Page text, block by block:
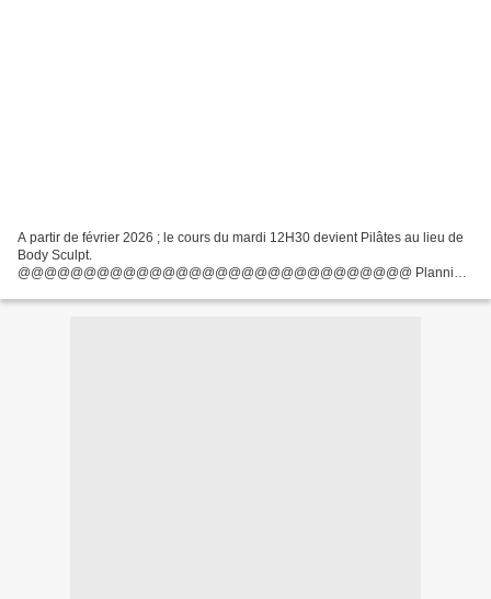
A partir de février 2026 ; le cours du mardi 12H30 devient Pilâtes au lieu de
Body Sculpt.
@@@@@@@@@@@@@@@@@@@@@@@@@@@@@@ Planning
Playlist ZumbaMix 55 Septembre 2025 Depuis...